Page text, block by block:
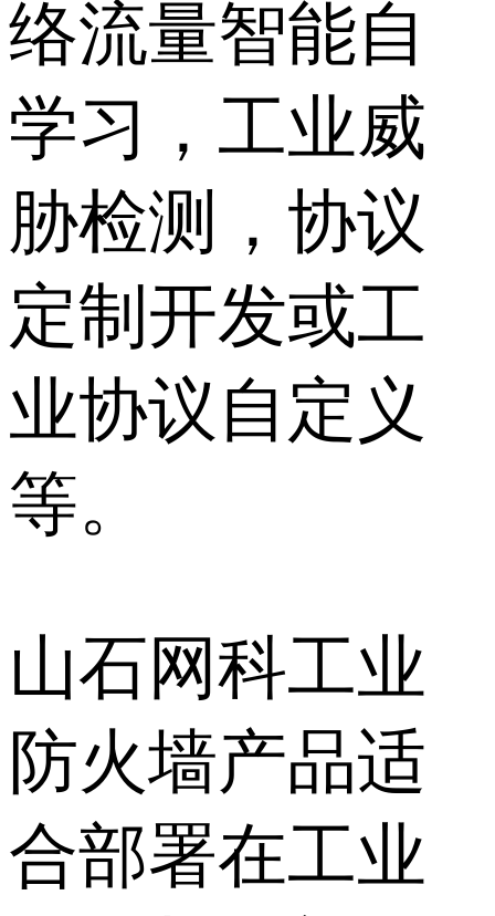
络流量智能自
学习，工业威
胁检测，协议
定制开发或工
业协议自定义
等。
山石网科工业
防火墙产品适
合部署在工业